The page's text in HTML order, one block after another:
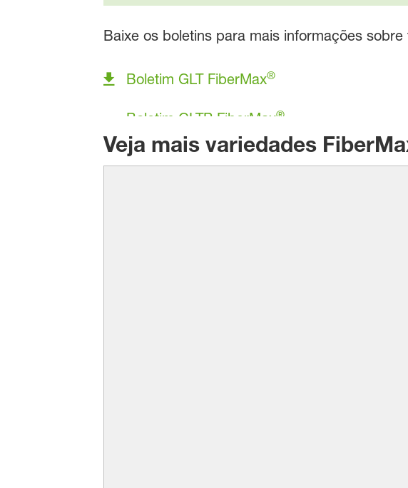
Baixe os boletins para mais informações sobre
Boletim GLT FiberMax®
®
Veja mais variedades